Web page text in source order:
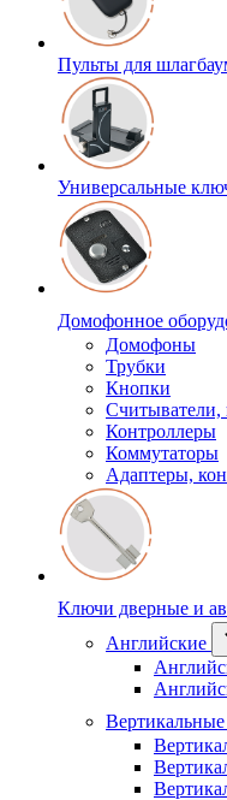
Пульты для
Универсальные
Домофонное
Домофоны
Трубки
Кнопки
Считыватели,
Контроллеры
Коммутаторы
Адаптеры,
Ключи дверные и
Английские
Вертикальные